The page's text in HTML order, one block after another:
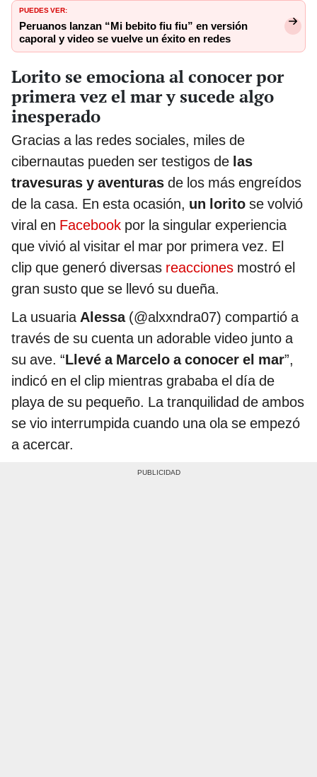
PUEDES VER:
Peruanos lanzan “Mi bebito fiu fiu” en versión
caporal y video se vuelve un éxito en redes
Lorito se emociona al conocer por
primera vez el mar y sucede algo
inesperado
Gracias a las redes sociales, miles de
cibernautas pueden ser testigos de las
travesuras y aventuras de los más engreídos
de la casa. En esta ocasión, un lorito se volvió
viral en Facebook por la singular experiencia
que vivió al visitar el mar por primera vez. El
clip que generó diversas reacciones mostró el
gran susto que se llevó su dueña.
La usuariaAlessa(@alxxndra07) compartió a
través de su cuenta un adorable video junto a
su ave. “Llevé a Marcelo a conocer el mar”,
indicó en el clip mientras grababa el día de
playa de su pequeño. La tranquilidad de ambos
se vio interrumpida cuando una ola se empezó
a acercar.